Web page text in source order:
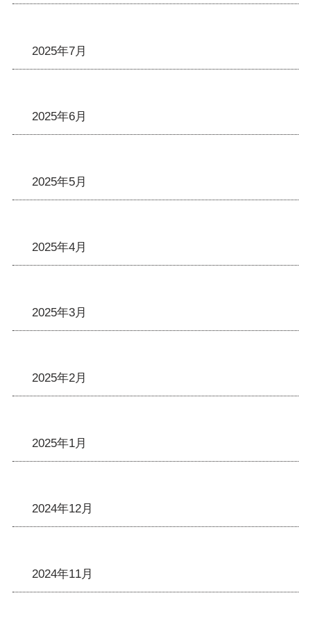
2025年7月
2025年6月
2025年5月
2025年4月
2025年3月
2025年2月
2025年1月
2024年12月
2024年11月